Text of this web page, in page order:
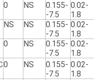
0 NS
0.155-
-7.5
0.02-
1.8
NS NS
0.155-
-7.5
0.02-
1.8
0 NS
0.155-
-7.5
0.02-
1.8
0 NS
0.155-
-7.5
0.02-
1.8